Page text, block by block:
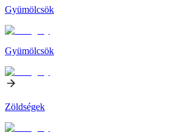
Gyümölcsök
Gyümölcsök
Zöldségek